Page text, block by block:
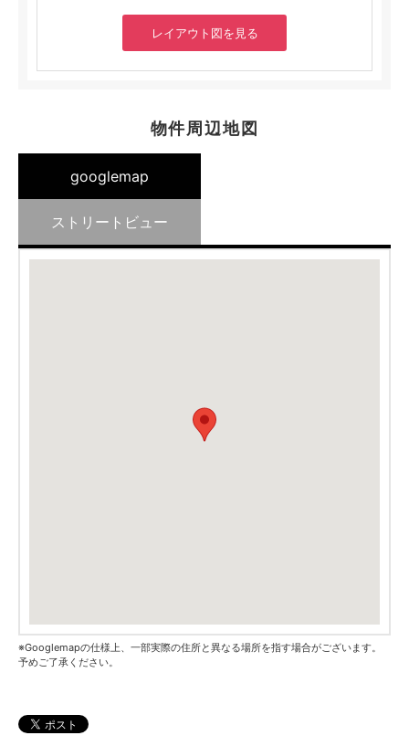
レイアウト図を見る
物件周辺地図
googlemap
ストリートビュー
※Googlemapの仕様上、一部実際の住所と異なる場所を指す場合がございます。
予めご了承ください。